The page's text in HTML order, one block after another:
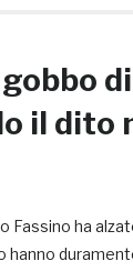
il dito
Fassino ha
hanno